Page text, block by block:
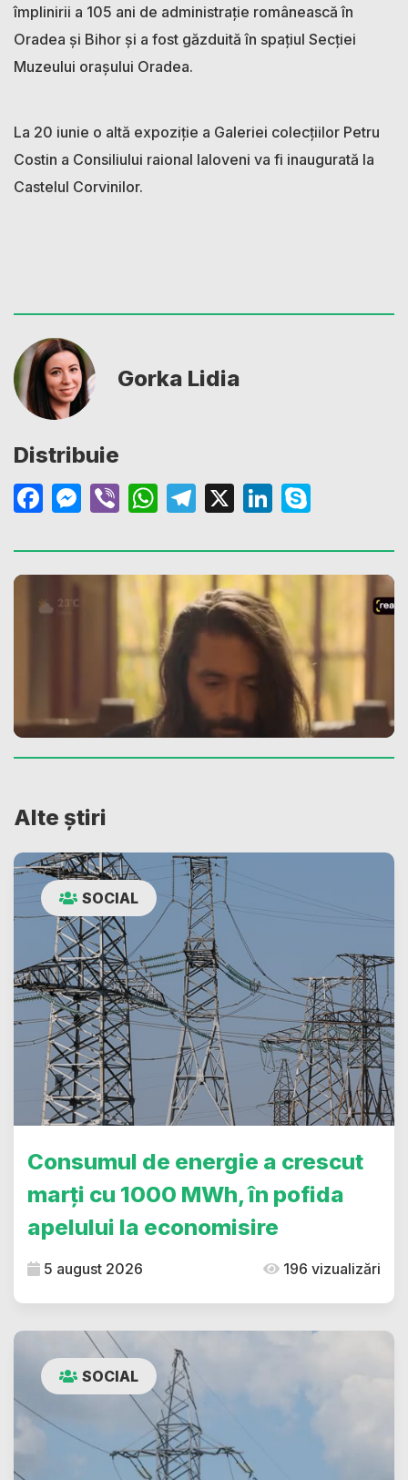
împlinirii a 105 ani de administrație românească în
Oradea și Bihor și a fost găzduită în spațiul Secției
Muzeului orașului Oradea.
La 20 iunie o altă expoziție a Galeriei colecțiilor Petru
Costin a Consiliului raional Ialoveni va fi inaugurată la
Castelul Corvinilor.
Gorka Lidia
Distribuie
Facebook
Messenger
ViberWhatsApp
Telegram
X LinkedIn
Alte știri
SOCIAL
Consumul de energie a crescut
marți cu 1000 MWh, în pofida
apelului la economisire
5 august 2026 196 vizualizări
SOCIAL